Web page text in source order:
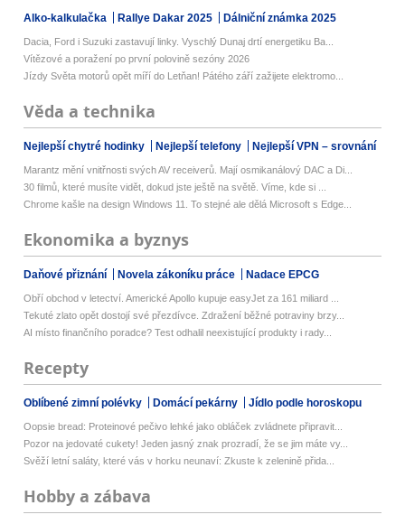
Alko-kalkulačka Rallye Dakar 2025 Dálniční známka 2025
Dacia, Ford i Suzuki zastavují linky. Vyschlý Dunaj drtí energetiku Ba...
Vítězové a poražení po první polovině sezóny 2026
Jízdy Světa motorů opět míří do Letňan! Pátého září zažijete elektromo...
Věda a technika
Nejlepší chytré hodinky Nejlepší telefony Nejlepší VPN – srovnání
Marantz mění vnitřnosti svých AV receiverů. Mají osmikanálový DAC a Di...
30 filmů, které musíte vidět, dokud jste ještě na světě. Víme, kde si ...
Chrome kašle na design Windows 11. To stejné ale dělá Microsoft s Edge...
Ekonomika a byznys
Daňové přiznání Novela zákoníku práce Nadace EPCG
Obří obchod v letectví. Americké Apollo kupuje easyJet za 161 miliard ...
Tekuté zlato opět dostojí své přezdívce. Zdražení běžné potraviny brzy...
AI místo finančního poradce? Test odhalil neexistující produkty i rady...
Recepty
Oblíbené zimní polévky Domácí pekárny Jídlo podle horoskopu
Oopsie bread: Proteinové pečivo lehké jako obláček zvládnete připravit...
Pozor na jedovaté cukety! Jeden jasný znak prozradí, že se jim máte vy...
Svěží letní saláty, které vás v horku neunaví: Zkuste k zelenině přida...
Hobby a zábava